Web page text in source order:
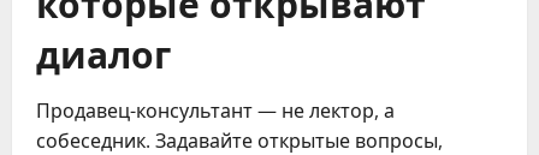
диалог
Продавец-консультант — не лектор, а
собеседник. Задавайте открытые вопросы,